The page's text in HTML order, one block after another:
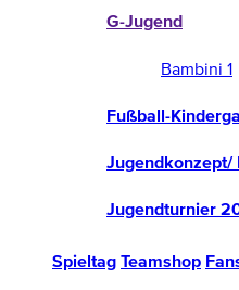
G-Jugend
Bambini 1
Fußball-
Jugendkonzept/
Jugendturnier
Spieltag Teamshop